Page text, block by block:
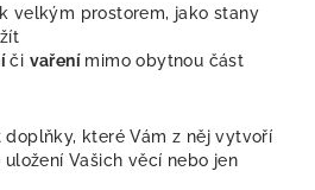
velkým prostorem, jako stany
či vaření mimo obytnou část
které Vám z něj vytvoří
Vašich věcí nebo jen